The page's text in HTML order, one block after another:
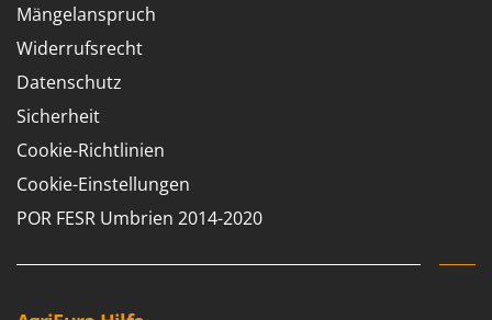
Mängelanspruch
Widerrufsrecht
Datenschutz
Sicherheit
Cookie-Richtlinien
Cookie-Einstellungen
POR FESR Umbrien 2014-2020